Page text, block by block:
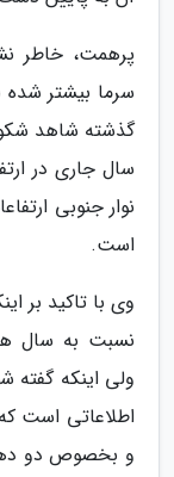
پرهمت، خاطر
سرما بیشتر
گذشته شاهد
سال جاری در
است.
وی با تاکید بر
نسبت به سال
ولی اینکه گفته
و بخصوص دو